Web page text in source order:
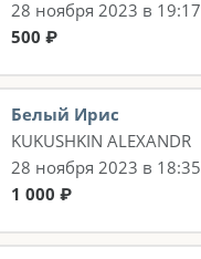
28 ноября 2023 в 19:17
500 ₽
Белый Ирис
KUKUSHKIN ALEXANDR
28 ноября 2023 в 18:35
1 000 ₽